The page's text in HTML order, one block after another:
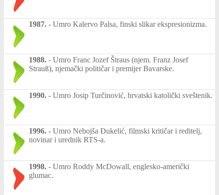
1987. - Umro Kalervo Palsa, finski slikar ekspresionizma.
1988. - Umro Franc Jozef Štraus (njem. Franz Josef
Strauß), njemački političar i premijer Bavarske.
1990. - Umro Josip Turčinović, hrvatski katolički sveštenik.
1996. - Umro Nebojša Đukelić, filmski kritičar i reditelj,
novinar i urednik RTS-a.
1998. - Umro Roddy McDowall, englesko-američki
glumac.